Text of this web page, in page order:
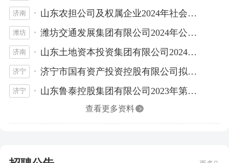
济南 山东农担公司及权属企业2024年社会招聘拟聘用人员公示
潍坊 潍坊交通发展集团有限公司2024年公开招聘考试成绩及进入考察人员公告
济南 山东土地资本投资集团有限公司2024年春季社会招聘拟录用人员公示（第一批）
济宁 济宁市国有资产投资控股有限公司拟录用人员公示
济宁 山东鲁泰控股集团有限公司2023年第四季度公开招聘拟录用名单
查看更多资料